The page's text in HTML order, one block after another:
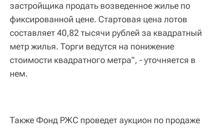
застройщика продать возведенное жилье по
фиксированной цене. Стартовая цена лотов
составляет 40,82 тысячи рублей за квадратный
метр жилья. Торги ведутся на понижение
стоимости квадратного метра", - уточняется в
нем.
Также Фонд РЖС проведет аукцион по продаже